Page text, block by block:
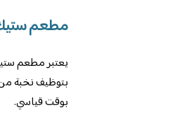
مطعم
يعتبر مطعم
بتوظيف نخبة من
بوقت قياسي.